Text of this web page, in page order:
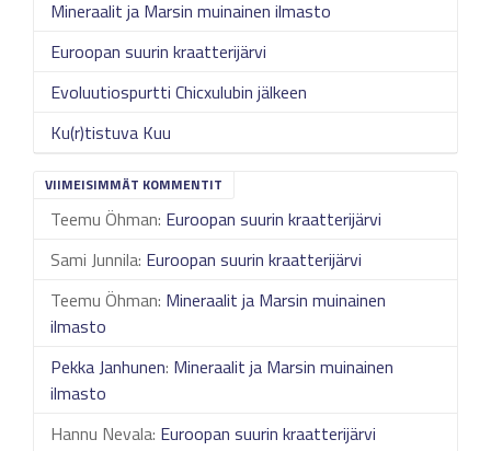
Mineraalit ja Marsin muinainen ilmasto
Euroopan suurin kraatterijärvi
Evoluutiospurtti Chicxulubin jälkeen
Ku(r)tistuva Kuu
VIIMEISIMMÄT KOMMENTIT
Teemu Öhman: Euroopan suurin kraatterijärvi
Sami Junnila: Euroopan suurin kraatterijärvi
Teemu Öhman: Mineraalit ja Marsin muinainen
ilmasto
Pekka Janhunen: Mineraalit ja Marsin muinainen
ilmasto
Hannu Nevala: Euroopan suurin kraatterijärvi